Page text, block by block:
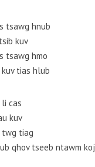
tsawg hnub
kuv
tsawg hmo
kuv tias hlub
li cas
kuv
twg tiag
qhov tseeb ntawm koj